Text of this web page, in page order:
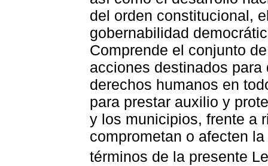
del orden constitucional,
gobernabilidad
Comprende el conjunto
acciones destinados
derechos humanos en
para prestar auxilio y
y los municipios, frente a
comprometan o afecten
términos de la presente